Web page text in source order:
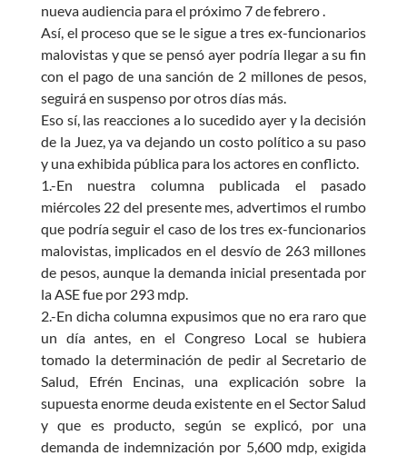
nueva audiencia para el próximo 7 de febrero .
Así, el proceso que se le sigue a tres ex-funcionarios
malovistas y que se pensó ayer podría llegar a su fin
con el pago de una sanción de 2 millones de pesos,
seguirá en suspenso por otros días más.
Eso sí, las reacciones a lo sucedido ayer y la decisión
de la Juez, ya va dejando un costo político a su paso
y una exhibida pública para los actores en conflicto.
1.-En nuestra columna publicada el pasado
miércoles 22 del presente mes, advertimos el rumbo
que podría seguir el caso de los tres ex-funcionarios
malovistas, implicados en el desvío de 263 millones
de pesos, aunque la demanda inicial presentada por
la ASE fue por 293 mdp.
2.-En dicha columna expusimos que no era raro que
un día antes, en el Congreso Local se hubiera
tomado la determinación de pedir al Secretario de
Salud, Efrén Encinas, una explicación sobre la
supuesta enorme deuda existente en el Sector Salud
y que es producto, según se explicó, por una
demanda de indemnización por 5,600 mdp, exigida